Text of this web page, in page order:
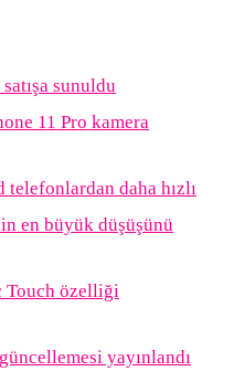
sunuldu
11 Pro kamera
telefonlardan daha hızlı
en büyük düşüşünü
Touch özelliği
yayınlandı